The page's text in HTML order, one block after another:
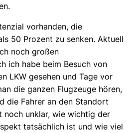
vorhanden, die
50 Prozent zu senken. Aktuell
noch großen
ich habe beim Besuch von
LKW gesehen und Tage vor
die ganzen Flugzeuge hören,
die Fahrer an den Standort
noch unklar, wie wichtig der
tatsächlich ist und wie viel